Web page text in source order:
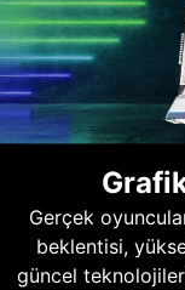
Gerçek
beklentisi,
güncel